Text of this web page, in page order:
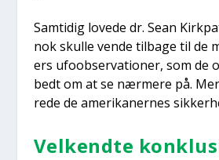
Sam­ti­dig love­de dr. Sean
nok skul­le ven­de til­ba­ge til de
ers ufoob­ser­va­tio­ner, som de
bedt om at se nær­me­re på.
re­de de ame­ri­ka­ner­nes
Vel­kend­te